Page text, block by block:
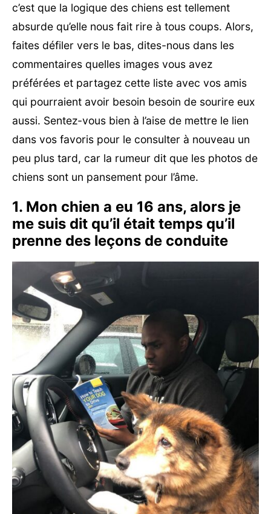
c’est que la logique des chiens est tellement
absurde qu’elle nous fait rire à tous coups. Alors,
faites défiler vers le bas, dites-nous dans les
commentaires quelles images vous avez
préférées et partagez cette liste avec vos amis
qui pourraient avoir besoin besoin de sourire eux
aussi. Sentez-vous bien à l’aise de mettre le lien
dans vos favoris pour le consulter à nouveau un
peu plus tard, car la rumeur dit que les photos de
chiens sont un pansement pour l’âme.
1. Mon chien a eu 16 ans, alors je
me suis dit qu’il était temps qu’il
prenne des leçons de conduite